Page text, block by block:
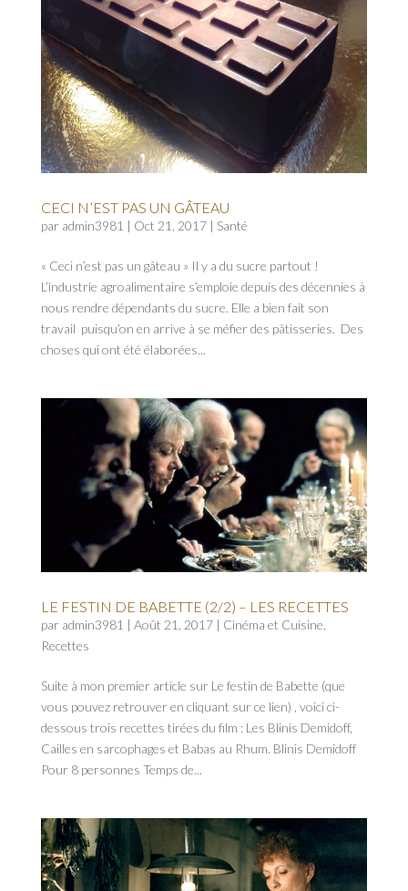
CECI N’EST PAS UN GÂTEAU
par admin3981 | Oct 21, 2017| Santé
« Ceci n’est pas un gâteau » Il y a du sucre partout !
L’industrie agroalimentaire s’emploie depuis des décennies à
nous rendre dépendants du sucre. Elle a bien fait son
travail puisqu’on en arrive à se méfier des pâtisseries. Des
choses qui ont été élaborées...
LE FESTIN DE BABETTE (2/2) – LES RECETTES
par admin3981 | Août 21, 2017| Cinéma et Cuisine
Recettes
Suite à mon premier article sur Le festin de Babette (que
vous pouvez retrouver en cliquant sur ce lien) , voici ci-
dessous trois recettes tirées du film : Les Blinis Demidoff,
Cailles en sarcophages et Babas au Rhum. Blinis Demidoff
Pour 8 personnes Temps de...